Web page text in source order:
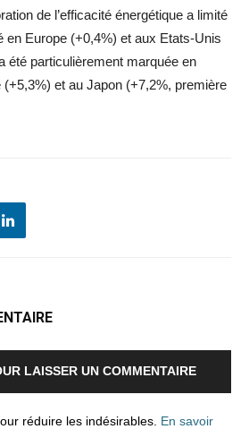
de l’efficacité énergétique a limité
en Europe (+0,4%) et aux Etats-Unis
été particulièrement marquée en
et au Japon (+7,2%, première
LAISSER UN COMMENTAIRE
réduire les indésirables. En savoir